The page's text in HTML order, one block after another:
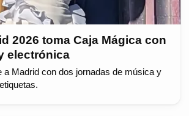
2026 toma Caja Mágica con
electrónica
a Madrid con dos jornadas de música y